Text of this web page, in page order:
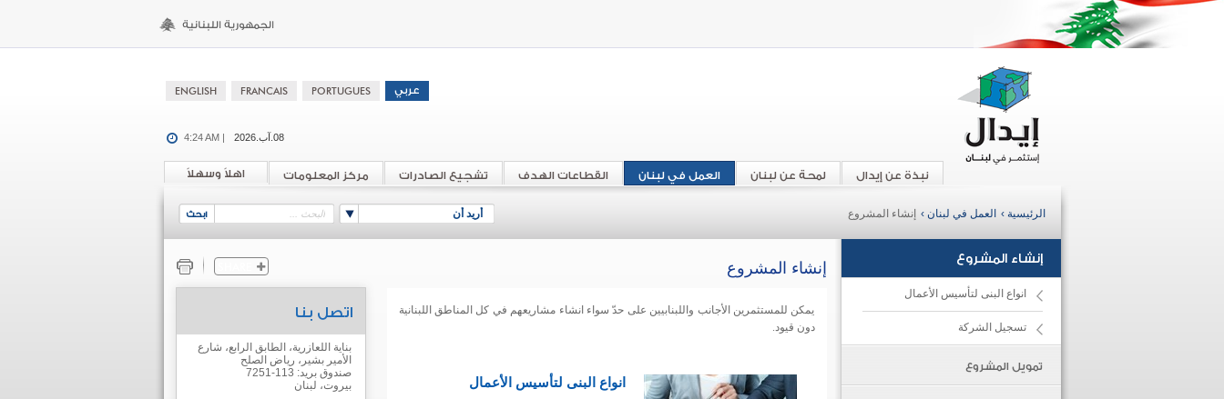
08.آب.2026 4:24 AM |
اهلاً وسهلاً مركز المعلومات تشجيع الصادرات القطاعات الهدف العمل في لبنان لمحة عن لبنان نبذة عن إيدال
أريد أن الرئيسية › العمل في لبنان › إنشاء المشروع
إنشاء المشروع
انواع البنى لتأسيس الأعمال
تسجيل الشركة
تمويل المشروع
إنشاء المشروع
يمكن للمستثمرين الأجانب واللبنابيين على حدّ سواء انشاء مشاريعهم في كل المناطق اللبنانية
دون قيود.
انواع البنى لتأسيس الأعمال
اتصل بنا
بناية اللعازرية، الطابق الرابع، شارع
الأمير بشير، رياض الصلح
صندوق بريد: 113-7251
بيروت، لبنان